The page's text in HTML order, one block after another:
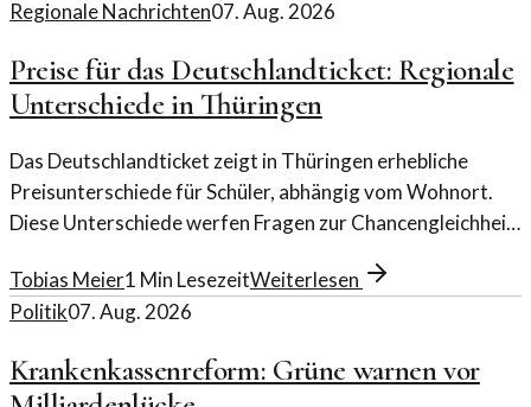
Regionale Nachrichten07. Aug. 2026
Preise für das Deutschlandticket: Regionale
Unterschiede in Thüringen
Das Deutschlandticket zeigt in Thüringen erhebliche
Preisunterschiede für Schüler, abhängig vom Wohnort.
Diese Unterschiede werfen Fragen zur Chancengleichheit
Tobias Meier1 Min LesezeitWeiterlesen
Politik07. Aug. 2026
Krankenkassenreform: Grüne warnen vor